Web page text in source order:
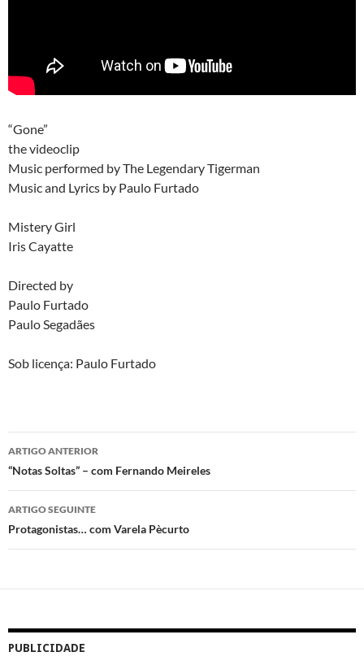
“Gone”
the videoclip
Music performed by The Legendary Tigerman
Music and Lyrics by Paulo Furtado
Mistery Girl
Iris Cayatte
Directed by
Paulo Furtado
Paulo Segadães
Sob licença: Paulo Furtado
Navegação
de
artigos
ARTIGO ANTERIOR
“Notas Soltas” – com Fernando Meireles
ARTIGO SEGUINTE
Protagonistas… com Varela Pècurto
PUBLICIDADE